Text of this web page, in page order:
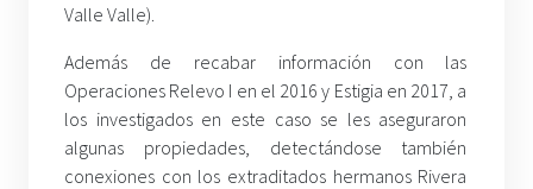
Valle Valle).
Además de recabar información con las
Operaciones Relevo I en el 2016 y Estigia en 2017, a
los investigados en este caso se les aseguraron
algunas propiedades, detectándose también
conexiones con los extraditados hermanos Rivera